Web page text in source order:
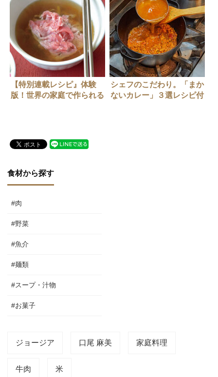
【特別連載レシピ』体験
版！世界の家庭で作られる
シェフのこだわり。「まか
ないカレー」３選レシピ付
食材から探す
#肉
#野菜
#魚介
#麺類
#スープ・汁物
#お菓子
ジョージア 口尾 麻美 家庭料理
牛肉 米